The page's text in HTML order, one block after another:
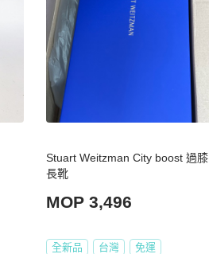
Stuart Weitzman City boost 過膝
長靴
MOP 3,496
全新品 台灣 免運